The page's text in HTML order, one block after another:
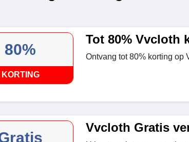
80%
KORTING
Tot 80% Vvcloth
Ontvang tot 80% korting op
Vvcloth Gratis